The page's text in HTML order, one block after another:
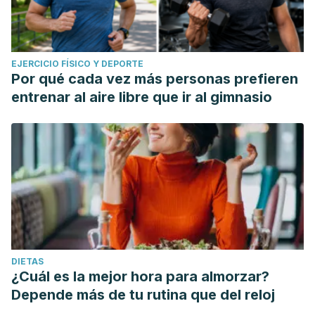
EJERCICIO FÍSICO Y DEPORTE
Por qué cada vez más personas prefieren
entrenar al aire libre que ir al gimnasio
DIETAS
¿Cuál es la mejor hora para almorzar?
Depende más de tu rutina que del reloj